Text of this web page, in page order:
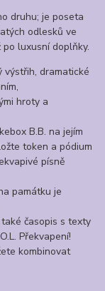
druhu; je poseta
odlesků ve
luxusní doplňky.
výstřih, dramatické
hroty a
B.B. na jejím
token a pódium
písně
památku je
také časopis s texty
Překvapení!
kombinovat